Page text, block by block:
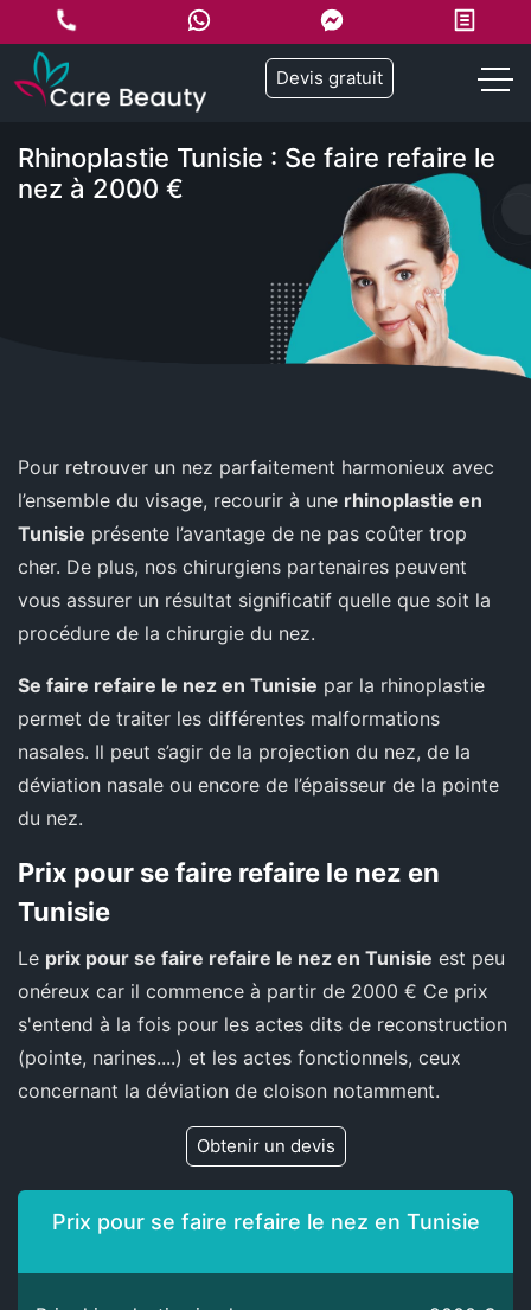
Devis gratuit
Rhinoplastie Tunisie : Se faire refaire le
nez à 2000 €
Pour retrouver un nez parfaitement harmonieux avec
l’ensemble du visage, recourir à une rhinoplastie en
Tunisie présente l’avantage de ne pas coûter trop
cher. De plus, nos chirurgiens partenaires peuvent
vous assurer un résultat significatif quelle que soit la
procédure de la chirurgie du nez.
Se faire refaire le nez en Tunisie par la rhinoplastie
permet de traiter les différentes malformations
nasales. Il peut s’agir de la projection du nez, de la
déviation nasale ou encore de l’épaisseur de la pointe
du nez.
Prix pour se faire refaire le nez en
Tunisie
Le prix pour se faire refaire le nez en Tunisie est peu
onéreux car il commence à partir de 2000 € Ce prix
s'entend à la fois pour les actes dits de reconstruction
(pointe, narines....) et les actes fonctionnels, ceux
concernant la déviation de cloison notamment.
Obtenir un devis
Prix pour se faire refaire le nez en Tunisie